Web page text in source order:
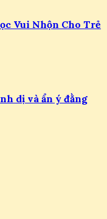
Vui Nhộn Cho Trẻ
dị và ẩn ý đằng